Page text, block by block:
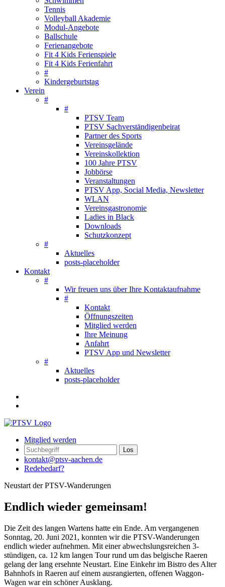
Tennis
Volleyball Akademie
Modul-Angebote
Ballschule
Ferienangebote
Fit 4 Kids Ferienspiele
Fit 4 Kids Ferienfahrt
#
Kindergeburtstag
Verein
#
#
PTSV Team
PTSV Sachverständigenbeirat
Partner des Sports
Vereinsgelände
Vereinskollektion
100 Jahre PTSV
Jobbörse
Veranstaltungen
PTSV App, Social Media, Newsletter
WLAN
Vereinsgastronomie
Ladies in Black
Downloads
Schutzkonzept
#
Aktuelles
posts-placeholder
Kontakt
#
Wir freuen uns über Ihre Kontaktaufnahme
#
Kontakt
Öffnungszeiten
Mitglied werden
Ihre Meinung
Anfahrt
PTSV App und Newsletter
#
Aktuelles
posts-placeholder
Mitglied werden
kontakt@ptsv-aachen.de
Redebedarf?
Neustart der PTSV-Wanderungen
Endlich wieder gemeinsam!
Die Zeit des langen Wartens hatte ein Ende. Am vergangenen
Sonntag, 20. Juni 2021, konnten wir die PTSV-Wanderungen
endlich wieder aufnehmen. Mit einer abwechslungsreichen 3-
stündigen, ca. 12 km langen Tour rund um das belgische Raeren
gelang der lang ersehnte Neustart. Eine Einkehr im Bistro des Alter
Bahnhofs in Raeren auf einem ausrangierten, offenen Waggon-
Wagen war ein schöner Ausklang.